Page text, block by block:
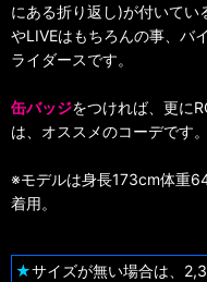
にある折り返し)が付いてい
やLIVEはもちろんの事、バ
ライダースです。
缶バッジをつければ、更に
は、オススメのコーデです。
※モデルは身長173cm体重
着用。
★サイズが無い場合は、